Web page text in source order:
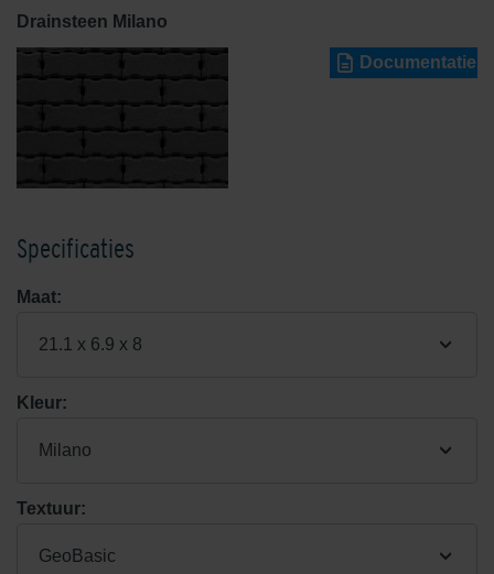
Drainsteen Milano
Documentatie
Specificaties
Maat:
21.1 x 6.9 x 8
Kleur:
Milano
Textuur:
GeoBasic